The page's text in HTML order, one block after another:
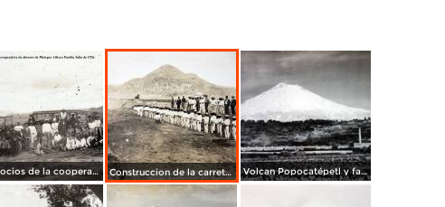
Los Socios de la cooperativa de obreros de Metepec Atlixco Puebla Julio de 1926 Construccion de la carretera Atlixco San Martin,. Volcan Popocatépetl y fabrica de Metepec.